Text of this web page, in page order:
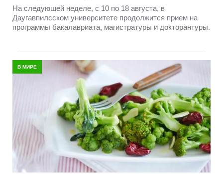
На следующей неделе, с 10 по 18 августа, в
Даугавпилсском университете продолжится прием на
программы бакалавриата, магистратуры и докторантуры.
В МИРЕ